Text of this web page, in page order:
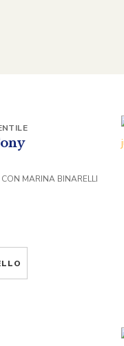
MARINA BINARELLI